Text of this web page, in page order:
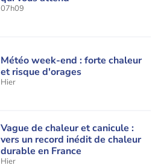
07h09
Météo week-end : forte chaleur
et risque d'orages
Hier
Vague de chaleur et canicule :
vers un record inédit de chaleur
durable en France
Hier